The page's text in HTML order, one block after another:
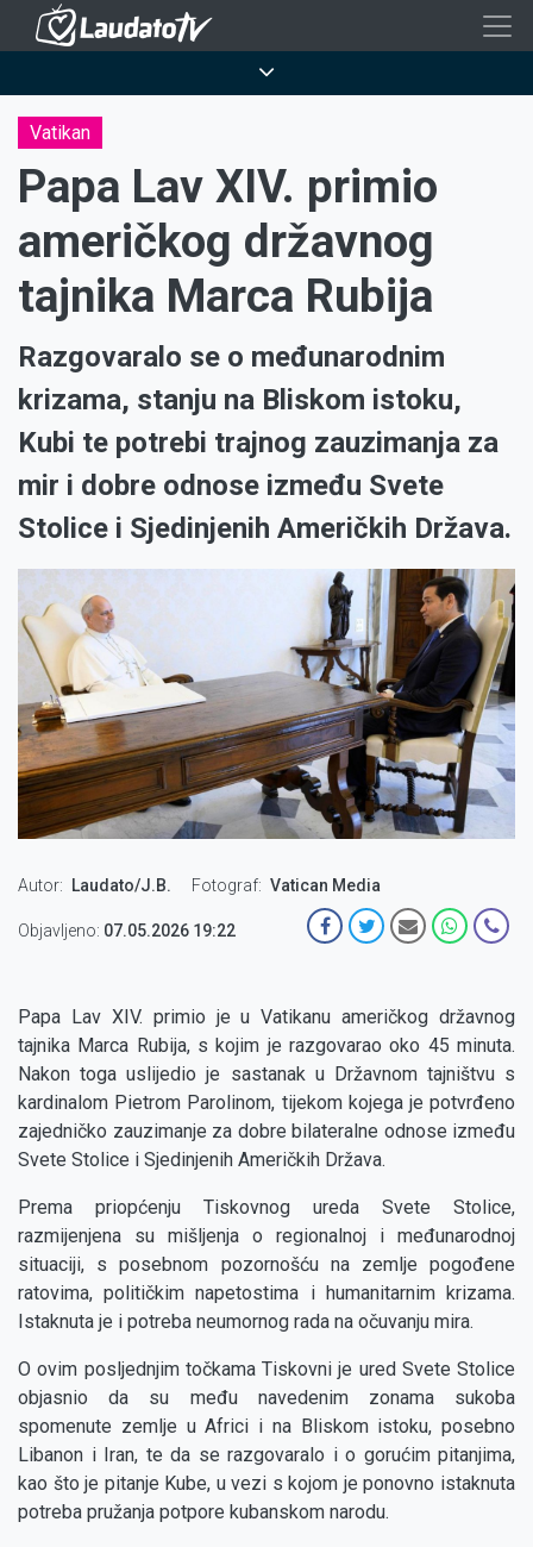
Skoči
sadržaj
Vatikan
Papa Lav XIV. primio
američkog državnog
tajnika Marca Rubija
Razgovaralo se o međunarodnim
krizama, stanju na Bliskom istoku,
Kubi te potrebi trajnog zauzimanja za
mir i dobre odnose između Svete
Stolice i Sjedinjenih Američkih Država.
Autor Laudato/J.B. Fotograf Vatican Media
Objavljeno: 07.05.2026 19:22
Papa Lav XIV. primio je u Vatikanu američkog državnog
tajnika Marca Rubija, s kojim je razgovarao oko 45 minuta.
Nakon toga uslijedio je sastanak u Državnom tajništvu s
kardinalom Pietrom Parolinom, tijekom kojega je potvrđeno
zajedničko zauzimanje za dobre bilateralne odnose između
Svete Stolice i Sjedinjenih Američkih Država.
Prema priopćenju Tiskovnog ureda Svete Stolice,
razmijenjena su mišljenja o regionalnoj i međunarodnoj
situaciji, s posebnom pozornošću na zemlje pogođene
ratovima, političkim napetostima i humanitarnim krizama.
Istaknuta je i potreba neumornog rada na očuvanju mira.
O ovim posljednjim točkama Tiskovni je ured Svete Stolice
objasnio da su među navedenim zonama sukoba
spomenute zemlje u Africi i na Bliskom istoku, posebno
Libanon i Iran, te da se razgovaralo i o gorućim pitanjima,
kao što je pitanje Kube, u vezi s kojom je ponovno istaknuta
potreba pružanja potpore kubanskom narodu.